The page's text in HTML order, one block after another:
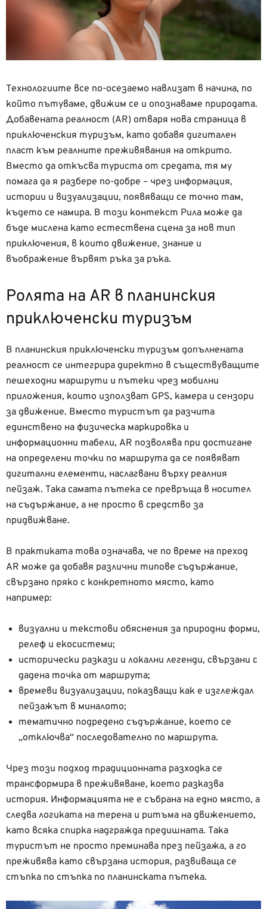
Технологиите все по-осезаемо навлизат в начина, по
който пътуваме, движим се и опознаваме природата.
Добавената реалност (AR) отваря нова страница в
приключенския туризъм, като добавя дигитален
пласт към реалните преживявания на открито.
Вместо да откъсва туриста от средата, тя му
помага да я разбере по-добре – чрез информация,
истории и визуализации, появяващи се точно там,
където се намира. В този контекст Рила може да
бъде мислена като естествена сцена за нов тип
приключения, в които движение, знание и
въображение вървят ръка за ръка.
Ролята на AR в планинския
приключенски туризъм
В планинския приключенски туризъм допълнената
реалност се интегрира директно в съществуващите
пешеходни маршрути и пътеки чрез мобилни
приложения, които използват GPS, камера и сензори
за движение. Вместо туристът да разчита
единствено на физическа маркировка и
информационни табели, AR позволява при достигане
на определени точки по маршрута да се появяват
дигитални елементи, наслагвани върху реалния
пейзаж. Така самата пътека се превръща в носител
на съдържание, а не просто в средство за
придвижване.
В практиката това означава, че по време на преход
AR може да добавя различни типове съдържание,
свързано пряко с конкретното място, като
например:
визуални и текстови обяснения за природни форми,
релеф и екосистеми;
исторически разкази и локални легенди, свързани с
дадена точка от маршрута;
времеви визуализации, показващи как е изглеждал
пейзажът в миналото;
тематично подредено съдържание, което се
„отключва“ последователно по маршрута.
Чрез този подход традиционната разходка се
трансформира в преживяване, което разказва
история. Информацията не е събрана на едно място, а
следва логиката на терена и ритъма на движението,
като всяка спирка надгражда предишната. Така
туристът не просто преминава през пейзажа, а го
преживява като свързана история, развиваща се
стъпка по стъпка по планинската пътека.